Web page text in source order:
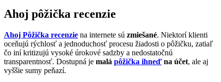
Ahoj pôžička recenzie
Ahoj Pôžička recenzie na internete sú zmiešané. Niektorí klienti
oceňujú rýchlosť a jednoduchosť procesu žiadosti o pôžičku, zatiaľ
čo iní kritizujú vysoké úrokové sadzby a nedostatočnú
transparentnosť. Dostupná je malá pôžička ihneď na účet, ale aj
vyššie sumy peňazí.